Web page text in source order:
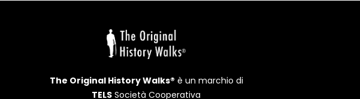
The Original History Walks® è un marchio di
TELS Società Cooperativa